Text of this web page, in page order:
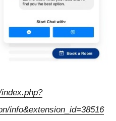
info&extension_id=38516